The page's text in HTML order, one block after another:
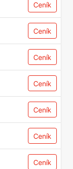
Ceník
Ceník
Ceník
Ceník
Ceník
Ceník
Ceník